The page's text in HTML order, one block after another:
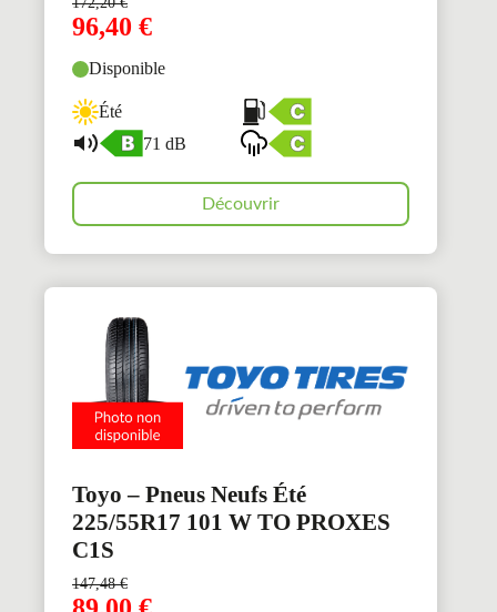
96,40 €
Disponible
Été
71 dB
Découvrir
Toyo – Pneus Neufs Été
225/55R17 101 W TO PROXES
C1S
147,48€